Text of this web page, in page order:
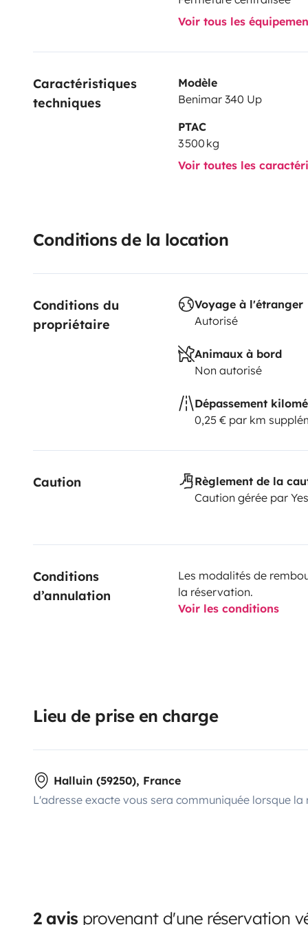
propre également.II doit revenir dans le même état.
Réservation 2 jours minimum (du vendredi soir au
préférence.)
Le véhicule ne sort pas du territoire Français.
Voir tous les
Caractéristiques
techniques
Modèle
Benimar 340 Up
PTAC
3 500 kg
Voir toutes les
Conditions de la location
Conditions du
propriétaire
Voyage à l'étranger
Autorisé
Animaux à bord
Non autorisé
Dépassement
0,25 € par km
Caution
Règlement de la
Caution gérée par
Conditions
d’annulation
Les modalités de
la réservation.
Voir les conditions
Lieu de prise en charge
Halluin (59250), France
L'adresse exacte vous sera communiquée lorsque
2 avis provenant d'une réservation